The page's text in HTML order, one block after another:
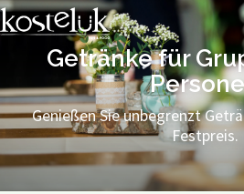
Getränke für
Genießen Sie unbegrenzt
Festpreis.